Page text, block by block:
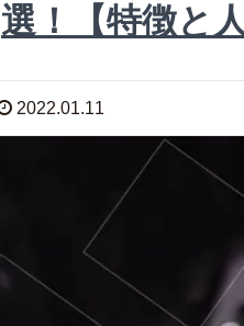
選！【特徴と
2022.01.11